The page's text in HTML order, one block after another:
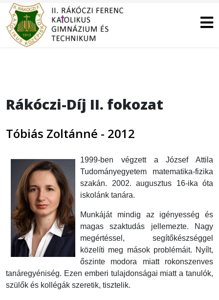
Rákóczi-Díj II. fokozat
Tóbiás Zoltánné - 2012
1999-ben végzett a József Attila
Tudományegyetem matematika-fizika
szakán. 2002. augusztus 16-ika óta
iskolánk tanára.
Munkáját mindig az igényesség és
magas szaktudás jellemezte. Nagy
meg­értéssel, segítő­kész­séggel
közelíti meg mások problémáit. Nyílt,
őszinte modora miatt rokonszenves
tanár­egyéniség. Ezen emberi tulajdonságai miatt a tanulók,
szülők és kollégák szeretik, tisztelik.